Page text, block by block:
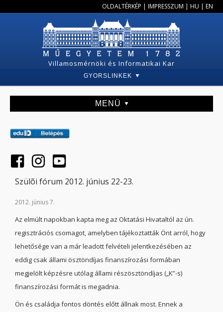
OLDALTÉRKÉP | IMPRESSZUM | HU | EN
Villamosmérnöki és Informatikai Kar
GYORSLINKEK
MENÜ
Szülõi fórum 2012. június 22-23.
2012. június 7.
Az elmúlt napokban kapta meg az Oktatási Hivataltól az ún.
regisztrációs csomagot, amelyben tájékoztatták Önt arról, hogy
lehetősége van a már leadott felvételi jelentkezésében az
eddig csak állami ösztöndíjas finanszírozási formában
megjelölt képzésre utólag állami részösztöndíjas („K”-s)
finanszírozási formát is megadnia.
Ön és családja fontos döntés előtt állnak most. Ennek a